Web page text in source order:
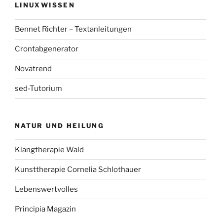
LINUXWISSEN
Bennet Richter – Textanleitungen
Crontabgenerator
Novatrend
sed-Tutorium
NATUR UND HEILUNG
Klangtherapie Wald
Kunsttherapie Cornelia Schlothauer
Lebenswertvolles
Principia Magazin